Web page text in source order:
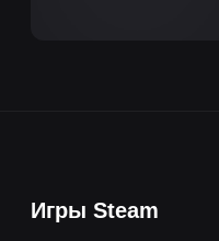
Игры Steam